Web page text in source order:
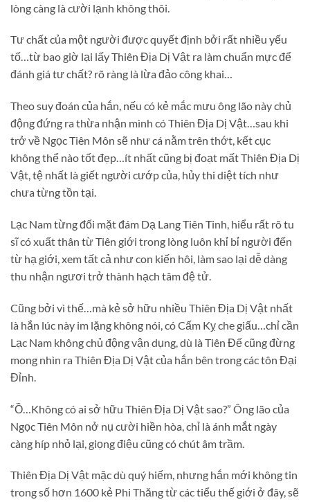
lòng càng là cười lạnh không thôi.
Tư chất của một người được quyết định bởi rất nhiều yếu
tố…từ bao giờ lại lấy Thiên Địa Dị Vật ra làm chuẩn mực để
đánh giá tư chất? rõ ràng là lừa đảo công khai…
Theo suy đoán của hắn, nếu có kẻ mắc mưu ông lão này chủ
động đứng ra thừa nhận mình có Thiên Địa Dị Vật…sau khi
trở về Ngọc Tiên Môn sẽ như cá nằm trên thớt, kết cục
không thể nào tốt đẹp…ít nhất cũng bị đoạt mất Thiên Địa Dị
Vật, tệ nhất là giết người cướp của, hủy thi diệt tích như
chưa từng tồn tại.
Lạc Nam từng đối mặt đám Dạ Lang Tiên Tinh, hiểu rất rõ tu
sĩ có xuất thân từ Tiên giới trong lòng luôn khỉ bỉ người đến
từ hạ giới, xem tất cả như con kiến hôi, làm sao lại dễ dàng
thu nhận ngươi trở thành hạch tâm đệ tử.
Cũng bởi vì thế…mà kẻ sở hữu nhiều Thiên Địa Dị Vật nhất
là hắn lúc này im lặng không nói, có Cấm Kỵ che giấu…chỉ cần
Lạc Nam không chủ động vận dụng, dù là Tiên Đế cũng đừng
mong nhìn ra Thiên Địa Dị Vật của hắn bên trong các tôn Đại
Đỉnh.
“Ồ…Không có ai sở hữu Thiên Địa Dị Vật sao?” Ông lão của
Ngọc Tiên Môn nở nụ cười hiền hòa, chỉ là ánh mắt ngày
càng híp nhỏ lại, giọng điệu cũng có chút âm trầm.
Thiên Địa Dị Vật mặc dù quý hiếm, nhưng hắn mới không tin
trong số hơn 1600 kẻ Phi Thăng từ các tiểu thế giới ở đây, sẽ